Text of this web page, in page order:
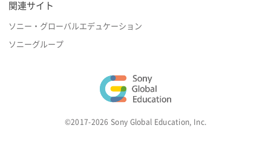
関連サイト
ソニー・グローバルエデュケーション
ソニーグループ
©2017-2026 Sony Global Education, Inc.